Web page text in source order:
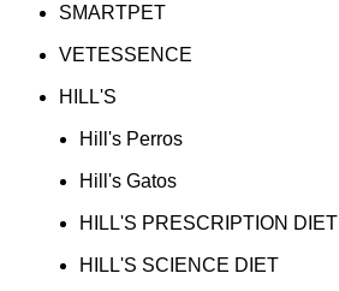
SMARTPET
VETESSENCE
HILL'S
Hill's Perros
Hill's Gatos
HILL'S PRESCRIPTION DIET
HILL'S SCIENCE DIET